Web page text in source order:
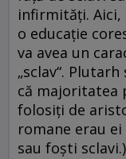
infirmități.
o educație
va avea un
„sclav“.
că majoritatea
folosiți de
romane erau
sau foști sclavi.)